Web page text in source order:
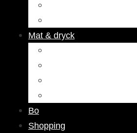
Mat & dryck
Bo
Shopping